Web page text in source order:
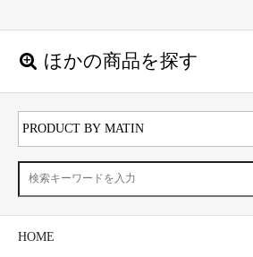
ほかの商品を探す
HOME